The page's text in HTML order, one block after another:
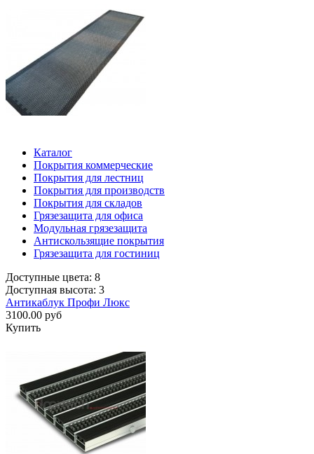
Каталог
Покрытия коммерческие
Покрытия для лестниц
Покрытия для производств
Покрытия для складов
Грязезащита для офиса
Модульная грязезащита
Антискользящие покрытия
Грязезащита для гостиниц
Доступные цвета: 8
Доступная высота: 3
Антикаблук Профи Люкс
3100.00 руб
Купить